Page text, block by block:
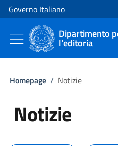
Vai al contenuto
Vai alla navigazione del sito
Governo Italiano
Dipartimento
l'editoria
Homepage / Notizie
Notizie